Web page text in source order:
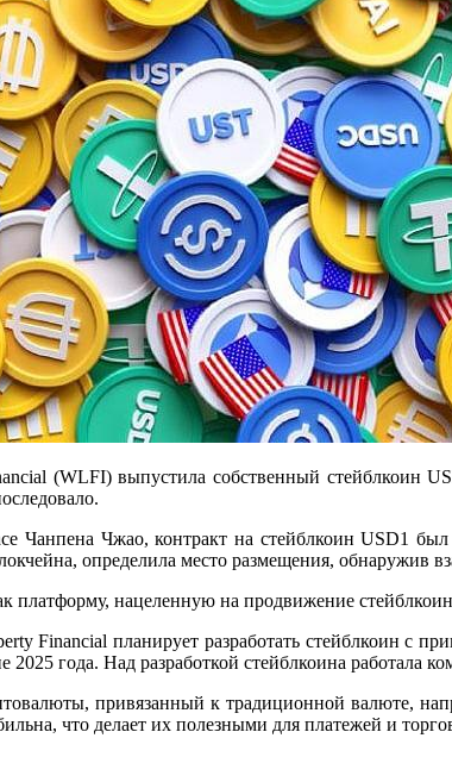
(WLFI) выпустила собственный стейблкоин
Чанпена Чжао, контракт на стейблкоин USD1
определила место размещения, обнаружив
платформу, нацеленную на продвижение
Financial планирует разработать стейблкоин с
2025 года. Над разработкой стейблкоина работала
привязанный к традиционной валюте,
что делает их полезными для платежей и